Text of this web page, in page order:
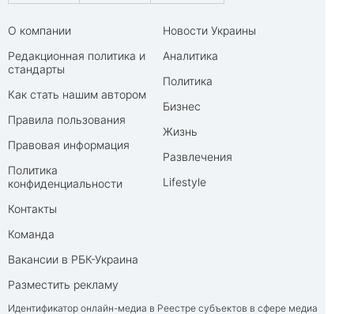
О компании
Редакционная политика и
стандарты
Как стать нашим автором
Правила пользования
Правовая информация
Политика
конфиденциальности
Контакты
Команда
Вакансии в РБК-Украина
Разместить рекламу
Новости Украины
Аналитика
Политика
Бизнес
Жизнь
Развлечения
Lifestyle
Идентификатор онлайн-медиа в Реестре субъектов в сфере медиа